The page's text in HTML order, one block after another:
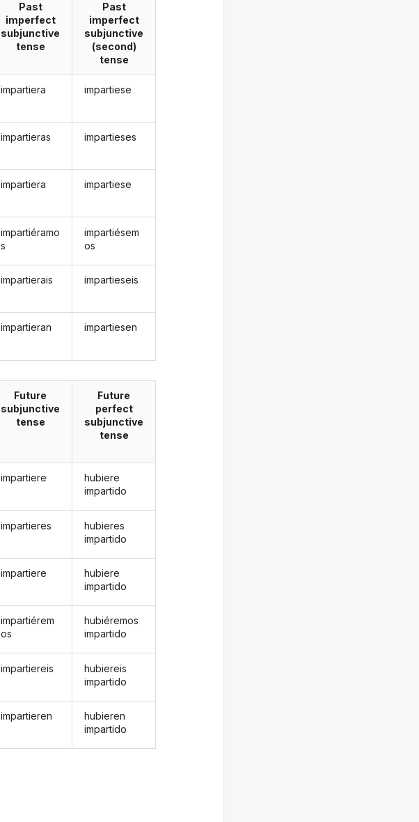
Past
imperfect
subjunctive
tense
impartiera
impartieras
impartiera
impartiéramo
s
impartierais
impartieran
Past
imperfect
subjunctive
(second)
tense
impartiese
impartieses
impartiese
impartiésem
os
impartieseis
impartiesen
Future
subjunctive
tense
impartiere
impartieres
impartiere
impartiérem
os
impartiereis
impartieren
Future
perfect
subjunctive
tense
hubiere
impartido
hubieres
impartido
hubiere
impartido
hubiéremos
impartido
hubiereis
impartido
hubieren
impartido